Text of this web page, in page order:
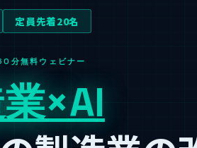
定員先着20名
分無料ウェビナー
×AI